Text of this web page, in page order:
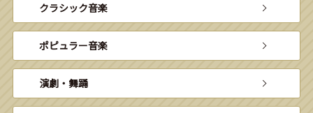
クラシック音楽
ポピュラー音楽
演劇・舞踊